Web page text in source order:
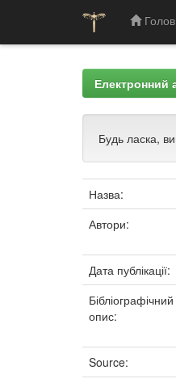
Електронний
Будь ласка,
Назва:
Автори:
Дата публікації:
Бібліографічний
опис:
Source: